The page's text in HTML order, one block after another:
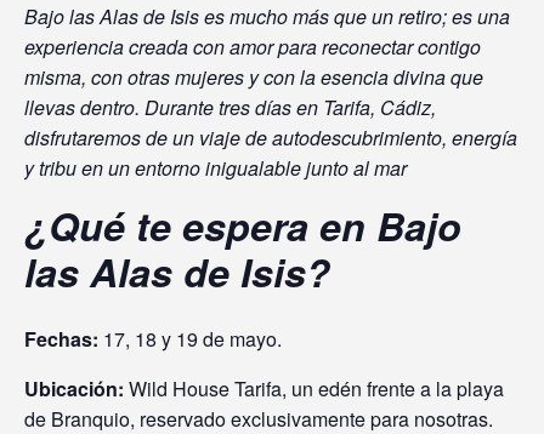
Bajo las Alas de Isis es mucho más que un retiro; es una
experiencia creada con amor para reconectar contigo
misma, con otras mujeres y con la esencia divina que
llevas dentro. Durante tres días en Tarifa, Cádiz,
disfrutaremos de un viaje de autodescubrimiento, energía
y tribu en un entorno inigualable junto al mar
¿Qué te espera en Bajo
las Alas de Isis?
Fechas: 17, 18 y 19 de mayo.
Ubicación: Wild House Tarifa, un edén frente a la playa
de Branquio, reservado exclusivamente para nosotras.